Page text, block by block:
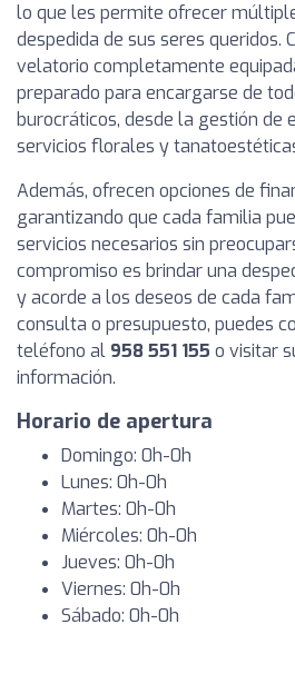
lo que les permite ofrecer
despedida de sus seres queridos.
velatorio completamente
preparado para encargarse de
burocráticos, desde la gestión de
servicios florales y
Además, ofrecen opciones de
garantizando que cada familia
servicios necesarios sin
compromiso es brindar una
y acorde a los deseos de cada
consulta o presupuesto, puedes
teléfono al 958 551 155 o visitar
información.
Horario de apertura
Domingo: 0h-0h
Lunes: 0h-0h
Martes: 0h-0h
Miércoles: 0h-0h
Jueves: 0h-0h
Viernes: 0h-0h
Sábado: 0h-0h